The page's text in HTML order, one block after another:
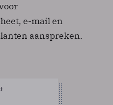
e-mail en
aanspreken.